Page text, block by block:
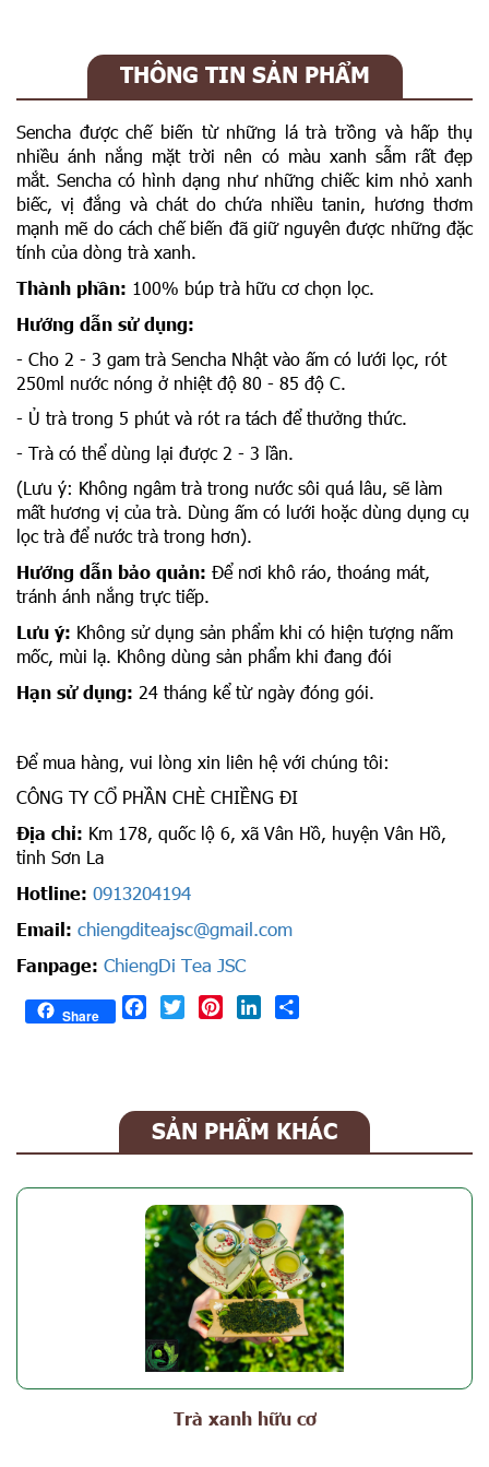
THÔNG TIN SẢN PHẨM
Sencha được chế biến từ những lá trà trồng và hấp thụ
nhiều ánh nắng mặt trời nên có màu xanh sẫm rất đẹp
mắt. Sencha có hình dạng như những chiếc kim nhỏ xanh
biếc, vị đắng và chát do chứa nhiều tanin, hương thơm
mạnh mẽ do cách chế biến đã giữ nguyên được những đặc
tính của dòng trà xanh.
Thành phần: 100% búp trà hữu cơ chọn lọc.
Hướng dẫn sử dụng:
- Cho 2 - 3 gam trà Sencha Nhật vào ấm có lưới lọc, rót
250ml nước nóng ở nhiệt độ 80 - 85 độ C.
- Ủ trà trong 5 phút và rót ra tách để thưởng thức.
- Trà có thể dùng lại được 2 - 3 lần.
(Lưu ý: Không ngâm trà trong nước sôi quá lâu, sẽ làm
mất hương vị của trà. Dùng ấm có lưới hoặc dùng dụng cụ
lọc trà để nước trà trong hơn).
Hướng dẫn bảo quản: Để nơi khô ráo, thoáng mát,
tránh ánh nắng trực tiếp.
Lưu ý: Không sử dụng sản phẩm khi có hiện tượng nấm
mốc, mùi lạ. Không dùng sản phẩm khi đang đói
Hạn sử dụng: 24 tháng kể từ ngày đóng gói.
Để mua hàng, vui lòng xin liên hệ với chúng tôi:
CÔNG TY CỔ PHẦN CHÈ CHIỀNG ĐI
Địa chỉ: Km 178, quốc lộ 6, xã Vân Hồ, huyện Vân Hồ,
tỉnh Sơn La
Hotline: 0913204194
Email: chiengditeajsc@gmail.com
Fanpage: ChiengDi Tea JSC
Share Facebook
TwitterPinterestLinkedIn
SẢN PHẨM KHÁC
Trà xanh hữu cơ